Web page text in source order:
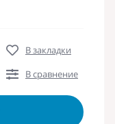
В закладки
В сравнение